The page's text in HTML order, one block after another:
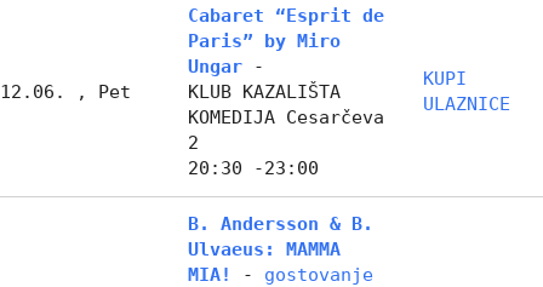
12.06. , Pet
Cabaret “Esprit de
Paris” by Miro
Ungar -
KLUB KAZALIŠTA
KOMEDIJA Cesarčeva
2
20:30 -23:00
KUPI
ULAZNICE
B. Andersson & B.
Ulvaeus: MAMMA
MIA!
- gostovanje